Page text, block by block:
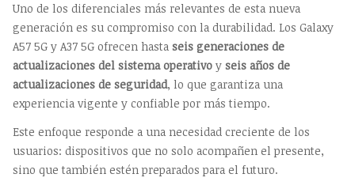
Uno de los diferenciales más relevantes de esta nueva
generación es su compromiso con la durabilidad. Los Galaxy
A57 5G y A37 5G ofrecen hasta seis generaciones de
actualizaciones del sistema operativo y seis años de
actualizaciones de seguridad, lo que garantiza una
experiencia vigente y confiable por más tiempo.
Este enfoque responde a una necesidad creciente de los
usuarios: dispositivos que no solo acompañen el presente,
sino que también estén preparados para el futuro.